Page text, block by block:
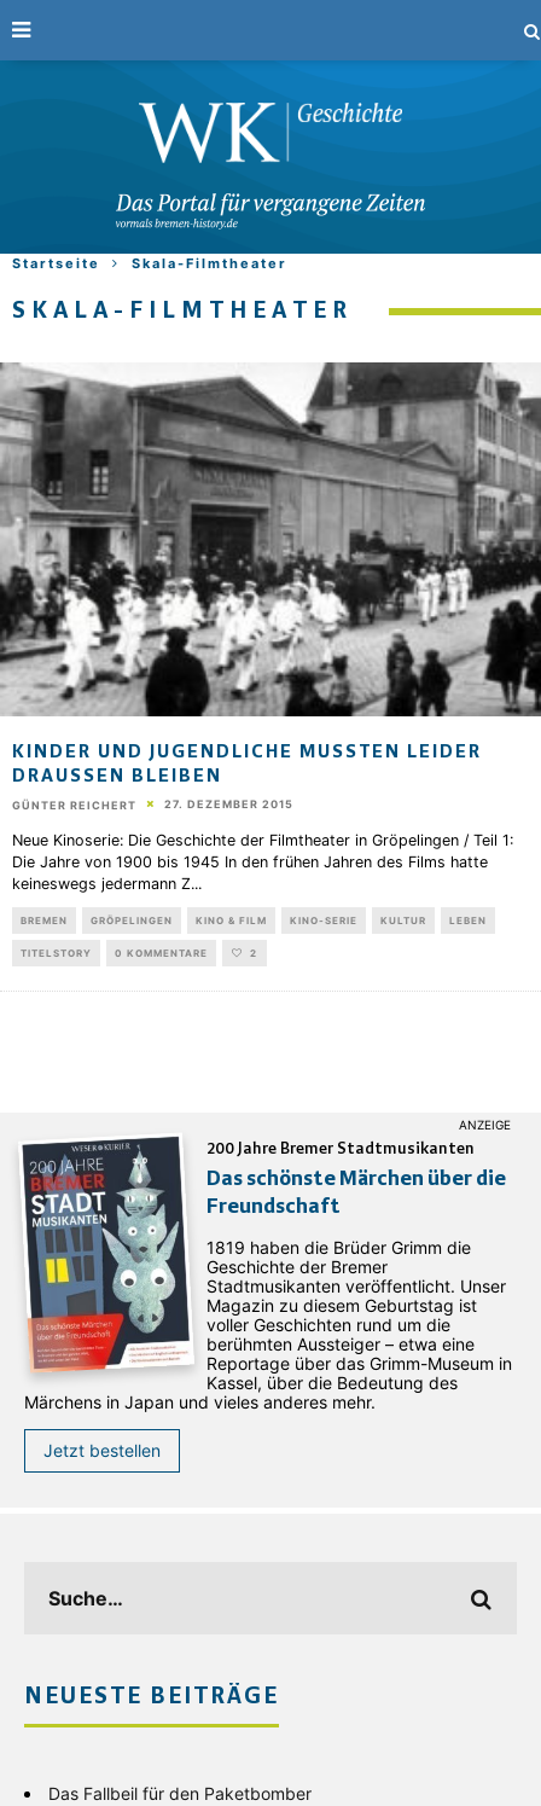
Startseite Skala-Filmtheater
SKALA-FILMTHEATER
KINDER UND JUGENDLICHE MUSSTEN LEIDER
DRAUSSEN BLEIBEN
GÜNTER REICHERT 27. DEZEMBER 2015
Neue Kinoserie: Die Geschichte der Filmtheater in Gröpelingen / Teil 1:
Die Jahre von 1900 bis 1945 In den frühen Jahren des Films hatte
keineswegs jedermann Z...
BREMEN GRÖPELINGEN KINO & FILM KINO-SERIE KULTUR LEBEN
TITELSTORY 0 KOMMENTARE 2
200 Jahre Bremer Stadtmusikanten
Das schönste Märchen über die
Freundschaft
1819 haben die Brüder Grimm die
Geschichte der Bremer
Stadtmusikanten veröffentlicht. Unser
Magazin zu diesem Geburtstag ist
voller Geschichten rund um die
berühmten Aussteiger – etwa eine
Reportage über das Grimm-Museum in
Kassel, über die Bedeutung des
Märchens in Japan und vieles anderes mehr.
Jetzt bestellen
NEUESTE BEITRÄGE
Das Fallbeil für den Paketbomber